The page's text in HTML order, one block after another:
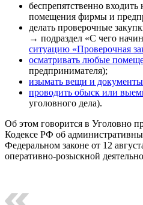
Просто заполните форму, и
беспрепятственно
помещения фирмы и
делать проверочные
→ подраздел «С чего
ситуацию «Проверочная
осматривать любые
предпринимателя);
изымать вещи и документы
проводить обыск или
уголовного дела).
Об этом говорится в Уголовно
Кодексе РФ об
Федеральном законе от 12
оперативно-розыскной